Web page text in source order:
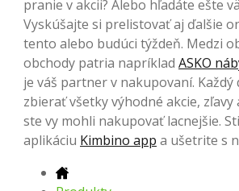
pranie v akcii? Alebo hľadáte ešte
Vyskúšajte si prelistovať aj ďalšie
tento alebo budúci týždeň. Medzi
obchody patria napríklad ASKO
je váš partner v nakupovaní. Každý
zbierať všetky výhodné akcie, zľavy
ste vy mohli nakupovať lacnejšie.
aplikáciu Kimbino app a ušetrite s